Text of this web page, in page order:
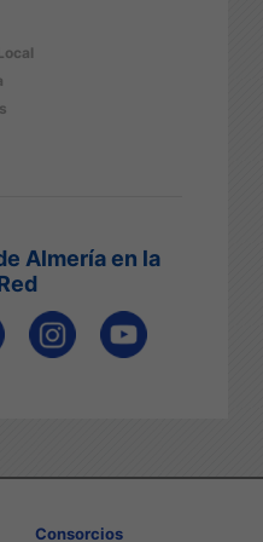
Almería en la
Consorcios